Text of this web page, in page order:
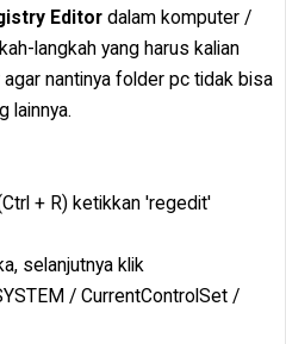
Editor dalam komputer /
langkah yang harus kalian
nantinya folder pc tidak bisa
lainnya.
+ R) ketikkan 'regedit'
selanjutnya klik
/ CurrentControlSet /